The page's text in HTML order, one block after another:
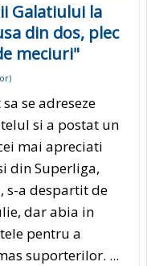
Galatiului la
din dos, plec
meciuri"
)
se adreseze
si a postat un
mai apreciati
din Superliga,
s-a despartit de
dar abia in
pentru a
suporterilor. ...